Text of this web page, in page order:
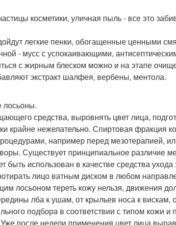
косметики, уличная пыль - все это
легкие пенки, обогащенные ценными
- мусс с успокаивающими,
с жирным блеском можно и на этапе
экстракт шалфея, вербены, ментола.
лосьоны.
средства, выровнять цвет лица,
крайне нежелательно. Спиртовая фракция
например перед мезотерапией,
Существует принципиальное различие
быть использован в качестве средства
лицо ватным диском в любом
лосьоном тереть кожу нельзя, движения
лба к ушам, от крыльев носа к вискам,
подбора в соответствии с типом кожи и